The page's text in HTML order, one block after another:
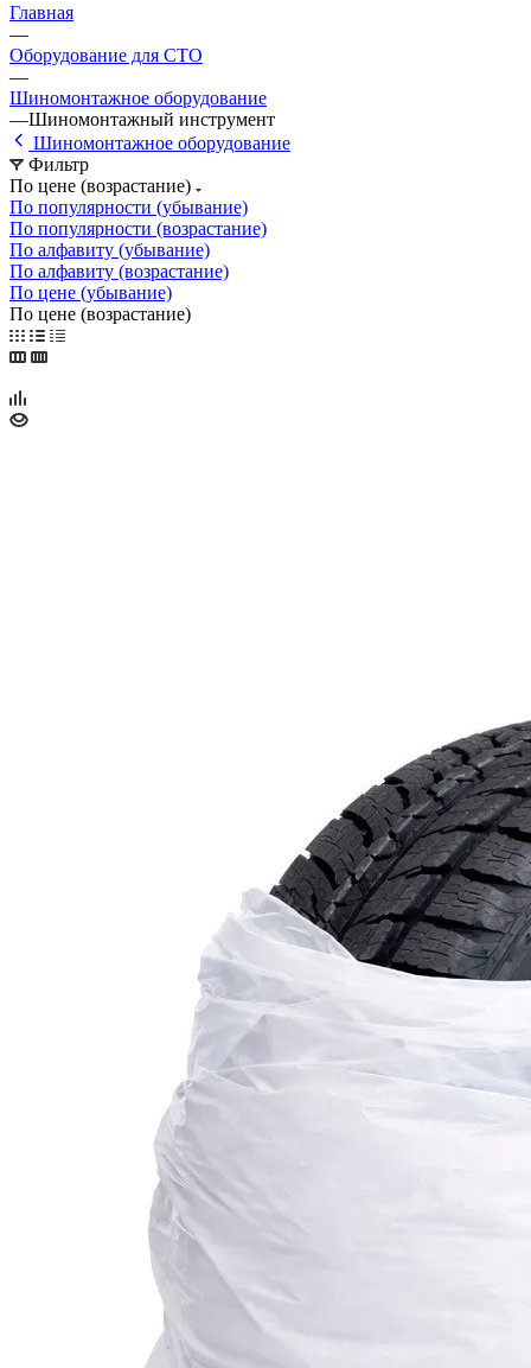
Главная
—
Оборудование для СТО
—
Шиномонтажное оборудование
—Шиномонтажный инструмент
Шиномонтажное оборудование
Фильтр
По цене (возрастание)
По популярности (убывание)
По популярности (возрастание)
По алфавиту (убывание)
По алфавиту (возрастание)
По цене (убывание)
По цене (возрастание)